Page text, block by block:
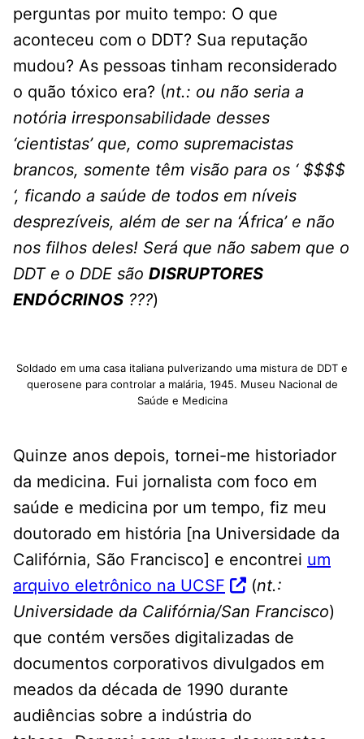
perguntas por muito tempo: O que
aconteceu com o DDT? Sua reputação
mudou? As pessoas tinham reconsiderado
o quão tóxico era? (nt.: ou não seria a
notória irresponsabilidade desses
‘cientistas’ que, como supremacistas
brancos, somente têm visão para os ‘ $$$$
‘, ficando a saúde de todos em níveis
desprezíveis, além de ser na ‘África’ e não
nos filhos deles! Será que não sabem que o
DDT e o DDE são DISRUPTORES
ENDÓCRINOS ???)
Soldado em uma casa italiana pulverizando uma mistura de DDT e
querosene para controlar a malária, 1945. Museu Nacional de
Saúde e Medicina
Quinze anos depois, tornei-me historiador
da medicina. Fui jornalista com foco em
saúde e medicina por um tempo, fiz meu
doutorado em história [na Universidade da
Califórnia, São Francisco] e encontrei um
arquivo eletrônico na UCSF
(nt.:
Universidade da Califórnia/San Francisco)
que contém versões digitalizadas de
documentos corporativos divulgados em
meados da década de 1990 durante
audiências sobre a indústria do